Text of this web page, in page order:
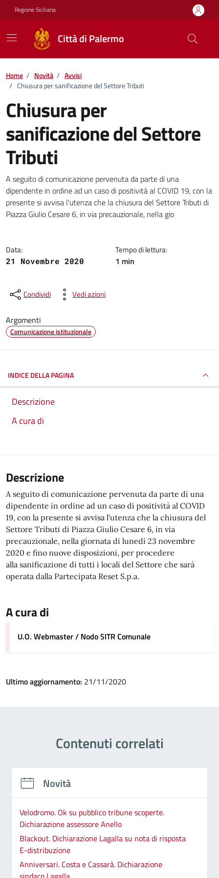
Vai ai contenuti
Vai al footer
Regione Siciliana
Città di Palermo
Home / Novità / Avvisi
/ Chiusura per sanificazione del Settore Tributi
Chiusura per
sanificazione del Settore
Tributi
Dettagli della notizia
A seguito di comunicazione pervenuta da parte di una
dipendente in ordine ad un caso di positività al COVID 19, con la
presente si avvisa l'utenza che la chiusura del Settore Tributi di
Piazza Giulio Cesare 6, in via precauzionale, nella gio
Data:
21 Novembre 2020
Tempo di lettura:
1 min
Condividi Vedi azioni
Argomenti
Comunicazione istituzionale
INDICE DELLA PAGINA
Descrizione
A cura di
Descrizione
A seguito di comunicazione pervenuta da parte di una
dipendente in ordine ad un caso di positività al COVID
19, con la presente si avvisa l'utenza che la chiusura del
Settore Tributi di Piazza Giulio Cesare 6, in via
precauzionale, nella giornata di lunedì 23 novembre
2020 e fino nuove disposizioni, per procedere
alla sanificazione di tutti i locali del Settore che sarà
operata dalla Partecipata Reset S.p.a.
A cura di
U.O. Webmaster / Nodo SITR Comunale
Ultimo aggiornamento: 21/11/2020
Contenuti correlati
Novità
Velodromo. Ok su pubblico tribune scoperte.
Dichiarazione assessore Anello
Blackout. Dichiarazione Lagalla su nota di risposta
E-distribuzione
Anniversari. Costa e Cassarà. Dichiarazione